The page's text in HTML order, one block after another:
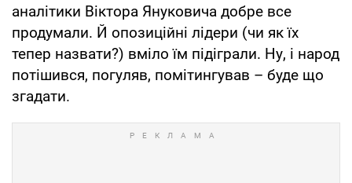
аналітики Віктора Януковича добре все
продумали. Й опозиційні лідери (чи як їх
тепер назвати?) вміло їм підіграли. Ну, і народ
потішився, погуляв, помітингував – буде що
згадати.